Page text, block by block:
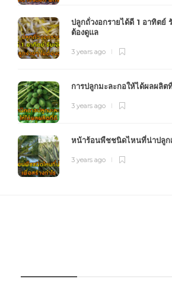
ปลูกถั่วงอกรายได้ดี 1 อาทิตย์
ต้องดูแล
3 years ago
การปลูกมะละกอให้ได้ผลผลิต
3 years ago
หน้าร้อนพืชชนิดไหนที่น่าปลูก
3 years ago